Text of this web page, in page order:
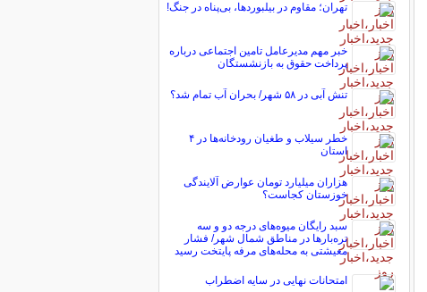
تهران؛ مقاوم در بیلبوردها، بی‌پناه در جنگ!
خبر مهم مدیرعامل تامین اجتماعی درباره
پرداخت حقوق به بازنشستگان
تنش آبی در ۵۸ شهر/ بحران آب تمام شد؟
خطر سیلاب و طغیان رودخانه‌ها در ۴
استان
هزاران میلیارد تومان عوارض آلایندگی
خوزستان کجاست؟
سبد رایگان میوه‌های درجه دو و سه
تره‌بارها در مناطق شمال شهر/ فشار
معیشتی به محله‌های مرفه پایتخت رسید
امتحانات نهایی در سایه اضطراب